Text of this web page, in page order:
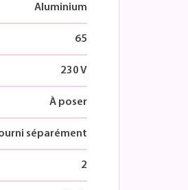
Aluminium
65
230 V
À poser
séparément
2